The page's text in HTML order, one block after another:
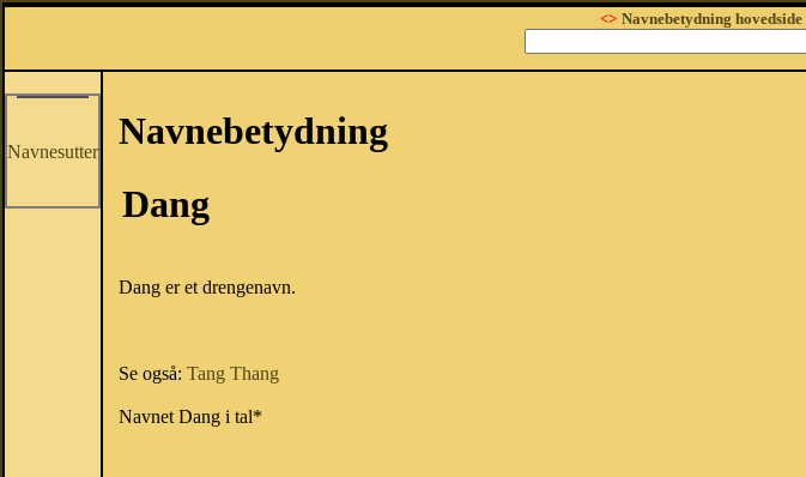
<> Navnebetydning hovedside
Navnesutter
Navnebetydning
Dang
Dang er et drengenavn.
Se også: Tang Thang
Navnet Dang i tal*